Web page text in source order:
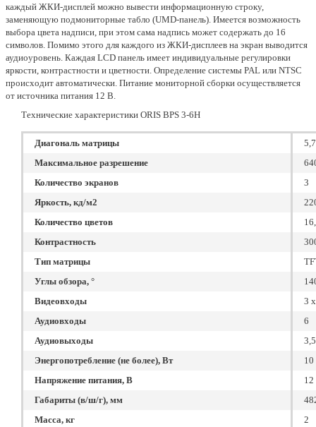
каждый ЖКИ-дисплей можно вывести информационную строку,
заменяющую подмониторные табло (UMD-панель). Имеется возможность
выбора цвета надписи, при этом сама надпись может содержать до 16
символов. Помимо этого для каждого из ЖКИ-дисплеев на экран выводится
аудиоуровень. Каждая LCD панель имеет индивидуальные регулировки
яркости, контрастности и цветности. Определение системы PAL или NTSC
происходит автоматически. Питание мониторной сборки осуществляется
от источника питания 12 В.
Технические характеристики ORIS BPS 3-6H
Диагональ матрицы
Максимальное разрешение
Количество экранов
3
Яркость, кд/м2
Количество цветов
Контрастность
Тип матрицы
Углы обзора, °
Видеовходы
3
Аудиовходы
6
Аудиовыходы
Энергопотребление (не более), Вт
10
Напряжение питания, В
12
Габариты (в/ш/г), мм
Масса, кг
2